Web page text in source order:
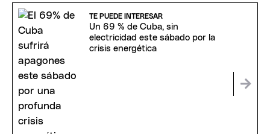
TE PUEDE INTERESAR
Un 69 % de Cuba, sin
electricidad este sábado por la
crisis energética